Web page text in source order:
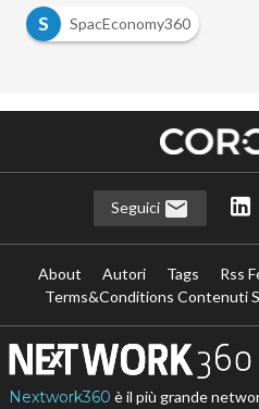
S
SpacEconomy360
Seguici
About Autori Tags Rss
Terms&Conditions Contenuti
Nextwork360 è il più grande